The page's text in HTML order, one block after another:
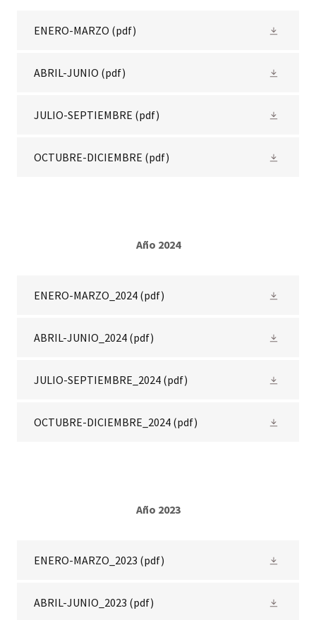
ENERO-MARZO (pdf)
ABRIL-JUNIO (pdf)
JULIO-SEPTIEMBRE (pdf)
OCTUBRE-DICIEMBRE (pdf)
Año 2024
ENERO-MARZO_2024 (pdf)
ABRIL-JUNIO_2024 (pdf)
JULIO-SEPTIEMBRE_2024 (pdf)
OCTUBRE-DICIEMBRE_2024 (pdf)
Año 2023
ENERO-MARZO_2023 (pdf)
ABRIL-JUNIO_2023 (pdf)